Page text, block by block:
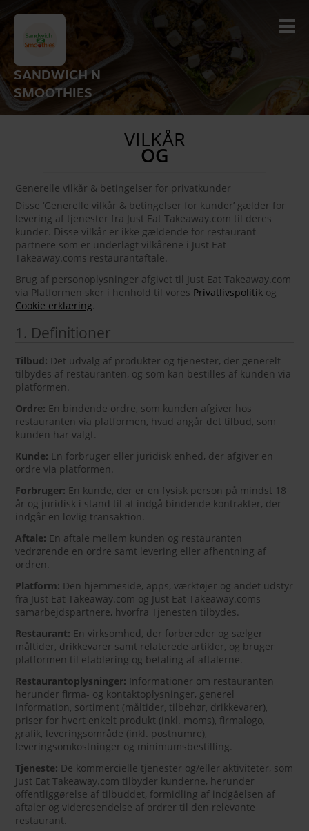
SANDWICH N
SMOOTHIES
VILKÅR
OG
Generelle vilkår & betingelser for privatkunder
Disse ‘Generelle vilkår & betingelser for kunder’ gælder for
levering af tjenester fra Just Eat Takeaway.com til deres
kunder. Disse vilkår er ikke gældende for restaurant
partnere som er underlagt vilkårene i Just Eat
Takeaway.coms restaurantaftale.
Brug af personoplysninger afgivet til Just Eat Takeaway.com
via Platformen sker i henhold til vores Privatlivspolitik og
Cookie erklæring.
1. Definitioner
Tilbud: Det udvalg af produkter og tjenester, der generelt
tilbydes af restauranten, og som kan bestilles af kunden via
platformen.
Ordre: En bindende ordre, som kunden afgiver hos
restauranten via platformen, hvad angår det tilbud, som
kunden har valgt.
Kunde: En forbruger eller juridisk enhed, der afgiver en
ordre via platformen.
Forbruger: En kunde, der er en fysisk person på mindst 18
år og juridisk i stand til at indgå bindende kontrakter, der
indgår en lovlig transaktion.
Aftale: En aftale mellem kunden og restauranten
vedrørende en ordre samt levering eller afhentning af
ordren.
Platform: Den hjemmeside, apps, værktøjer og andet udstyr
fra Just Eat Takeaway.com og Just Eat Takeaway.coms
samarbejdspartnere, hvorfra Tjenesten tilbydes.
Restaurant: En virksomhed, der forbereder og sælger
måltider, drikkevarer samt relaterede artikler, og bruger
platformen til etablering og betaling af aftalerne.
Restaurantoplysninger: Informationer om restauranten
herunder firma- og kontaktoplysninger, generel
information, sortiment (måltider, tilbehør, drikkevarer),
priser for hvert enkelt produkt (inkl. moms), firmalogo,
grafik, leveringsområde (inkl. postnumre),
leveringsomkostninger og minimumsbestilling.
Tjeneste: De kommercielle tjenester og/eller aktiviteter, som
Just Eat Takeaway.com tilbyder kunderne, herunder
offentliggørelse af tilbuddet, formidling af indgåelsen af
aftaler og videresendelse af ordrer til den relevante
restaurant.